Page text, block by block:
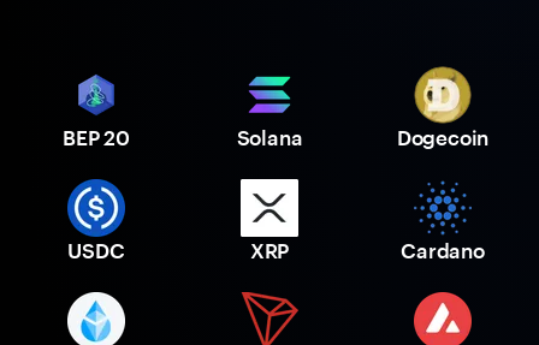
BEP 20 Solana Dogecoin
USDC XRP Cardano